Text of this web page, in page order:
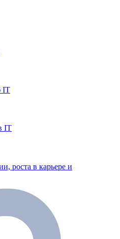
IT
IT
роста в карьере и